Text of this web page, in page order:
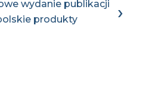
wydanie publikacji
produkty